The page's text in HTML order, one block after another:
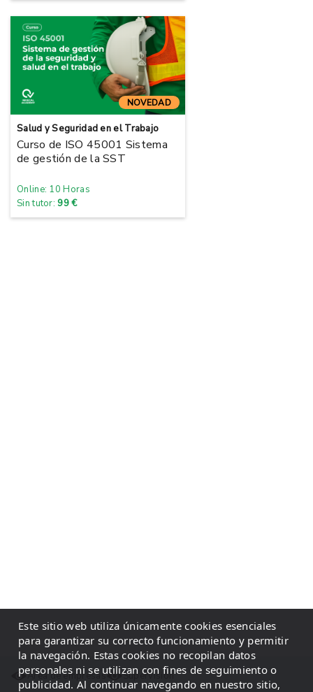
NOVEDAD
Salud y Seguridad en el Trabajo
Curso de ISO 45001 Sistema
de gestión de la SST
Online: 10 Horas
Sin tutor:99 €
Área de empresas Supervisión
Este sitio web utiliza únicamente cookies esenciales
para garantizar su correcto funcionamiento y permitir
la navegación. Estas cookies no recopilan datos
personales ni se utilizan con fines de seguimiento o
publicidad. Al continuar navegando en nuestro sitio,